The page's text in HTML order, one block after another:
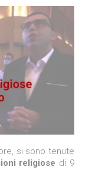
si sono tenute
religiose di 9